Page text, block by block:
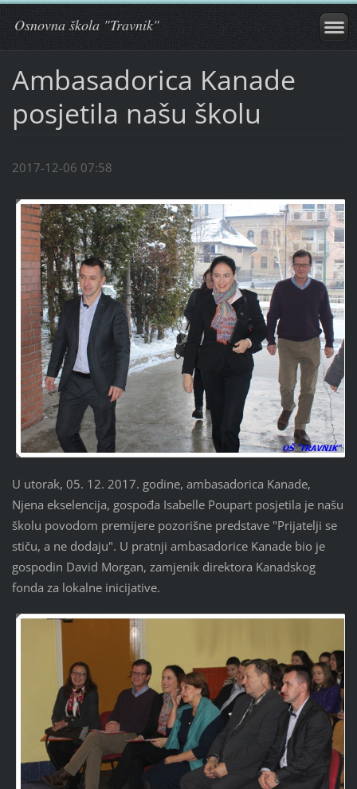
Osnovna škola "Travnik"
Ambasadorica Kanade
posjetila našu školu
2017-12-06 07:58
U utorak, 05. 12. 2017. godine, ambasadorica Kanade,
Njena ekselencija, gospođa Isabelle Poupart posjetila je našu
školu povodom premijere pozorišne predstave "Prijatelji se
stiču, a ne dodaju". U pratnji ambasadorice Kanade bio je
gospodin David Morgan, zamjenik direktora Kanadskog
fonda za lokalne inicijative.